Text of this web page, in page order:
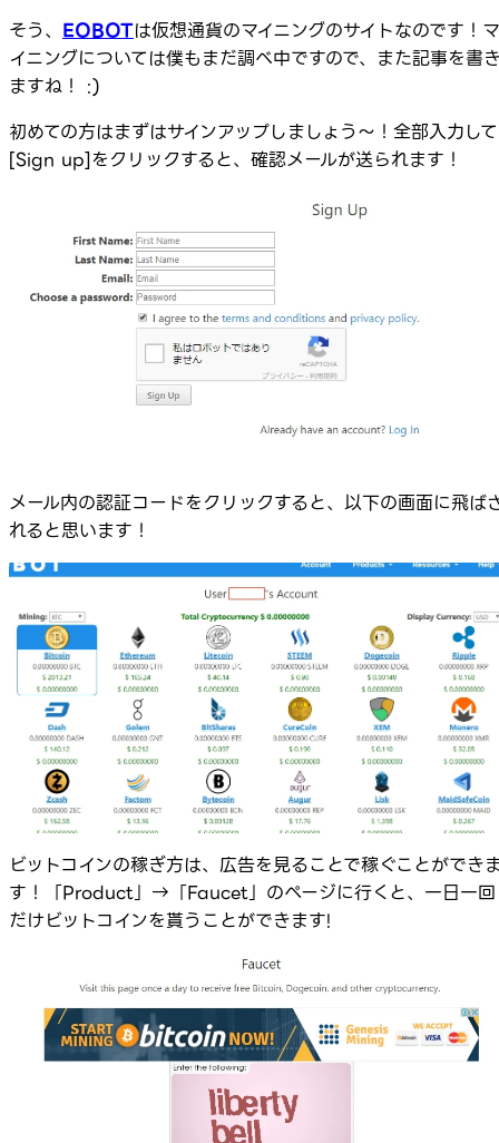
そう、 EOBOTは仮想通貨のマイニングのサイトなのです！マ
イニングについては僕もまだ調べ中ですので、また記事を書
ますね！ :)
初めての方はまずはサインアップしましょう～！全部入力して
[Sign up]をクリックすると、確認メールが送られます！
メール内の認証コードをクリックすると、以下の画面に飛ば
れると思います！
ビットコインの稼ぎ方は、広告を見ることで稼ぐことができ
す！「Product」→「Faucet」のページに行くと、一日一回
だけビットコインを貰うことができます!